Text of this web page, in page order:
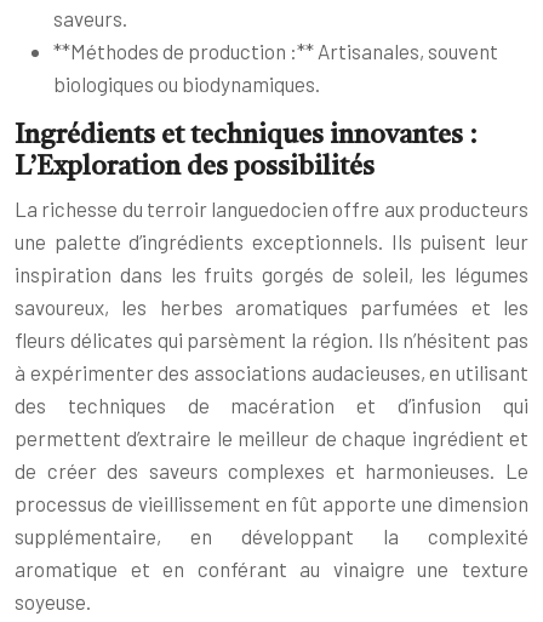
saveurs.
**Méthodes de production :** Artisanales, souvent
biologiques ou biodynamiques.
Ingrédients et techniques innovantes :
L’Exploration des possibilités
La richesse du terroir languedocien offre aux producteurs
une palette d’ingrédients exceptionnels. Ils puisent leur
inspiration dans les fruits gorgés de soleil, les légumes
savoureux, les herbes aromatiques parfumées et les
fleurs délicates qui parsèment la région. Ils n’hésitent pas
à expérimenter des associations audacieuses, en utilisant
des techniques de macération et d’infusion qui
permettent d’extraire le meilleur de chaque ingrédient et
de créer des saveurs complexes et harmonieuses. Le
processus de vieillissement en fût apporte une dimension
supplémentaire, en développant la complexité
aromatique et en conférant au vinaigre une texture
soyeuse.